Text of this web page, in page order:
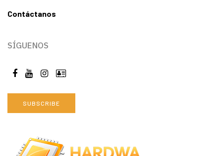
Contáctanos
SÍGUENOS
SUBSCRIBE